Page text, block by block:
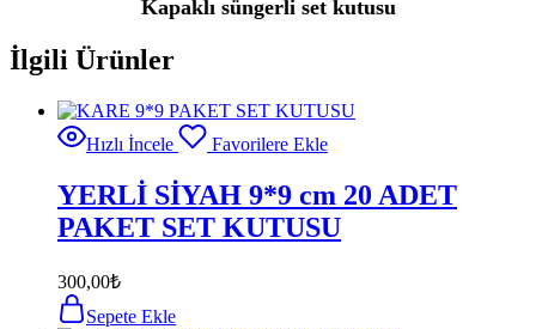
Kapaklı süngerli set kutusu
İlgili Ürünler
Hızlı İncele Favorilere Ekle
YERLİ SİYAH 9*9 cm 20 ADET
PAKET SET KUTUSU
300,00₺
Sepete Ekle